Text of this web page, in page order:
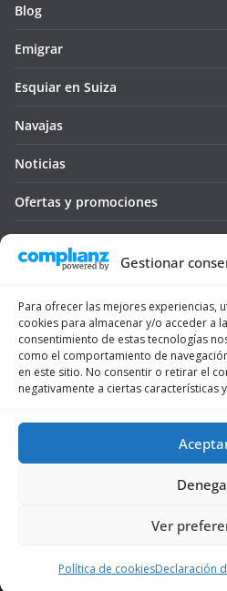
Gestionar
Para ofrecer las mejores experiencias,
cookies para almacenar y/o acceder a
consentimiento de estas tecnologías
como el comportamiento de
en este sitio. No consentir o retirar el
negativamente a ciertas características
Ver
Política de cookiesDeclaración
Blog
Emigrar
Esquiar en Suiza
Navajas
Noticias
Ofertas y promociones
Seguro médico
Trámites
Viajar
Vivienda
Vivir
ForoSuiza
ColorMag por